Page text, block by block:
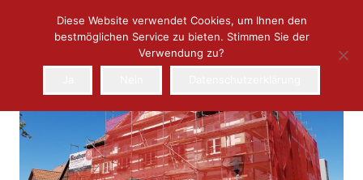
Diese Website verwendet Cookies, um Ihnen den
bestmöglichen Service zu bieten. Stimmen Sie der
Verwendung zu?